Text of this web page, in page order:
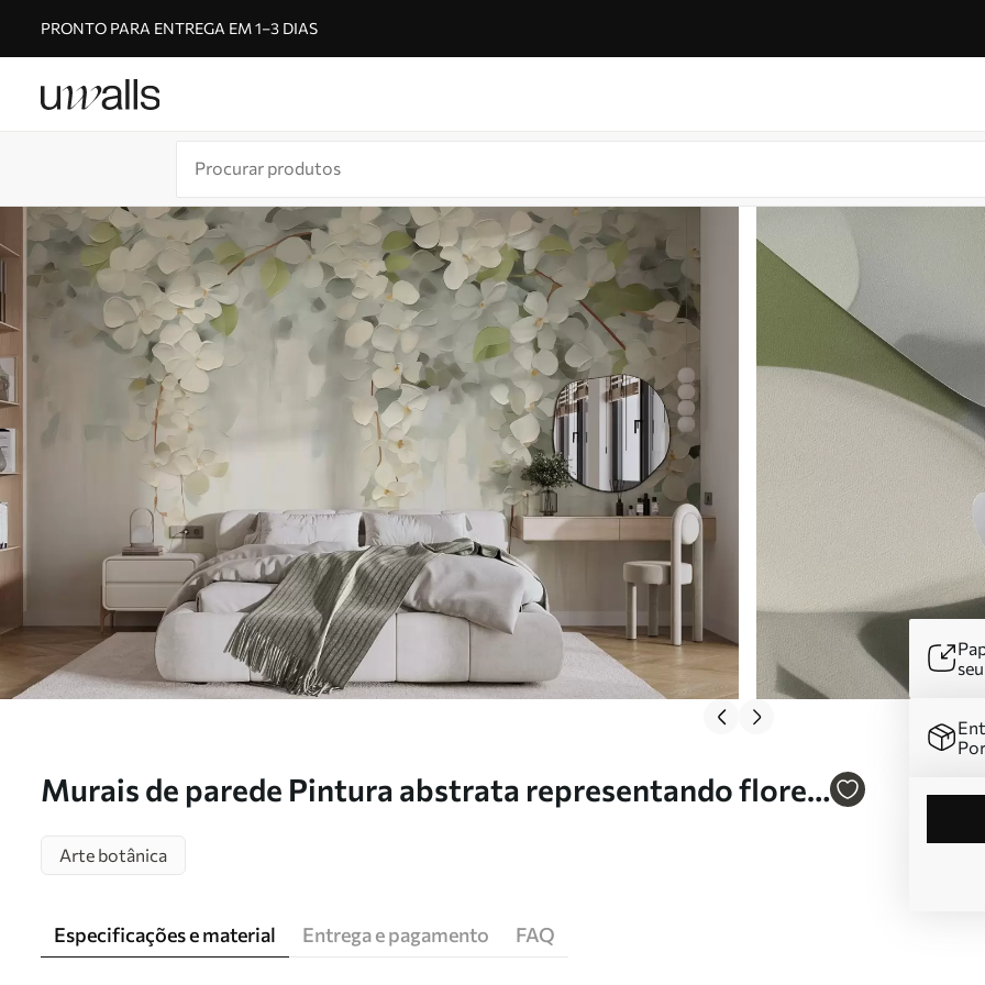
PRONTO PARA ENTREGA EM 1–3 DIAS
Murais de parede Pintura abstrata representando flores
Arte botânica
Especificações e material Entrega e pagamento FAQ